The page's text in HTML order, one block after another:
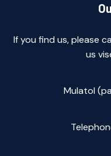
If you find us, please
us
Mulatol